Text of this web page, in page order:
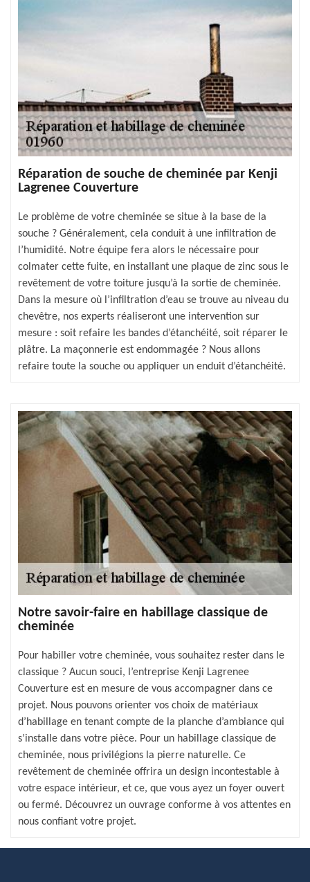
Réparation de souche de cheminée par Kenji
Lagrenee Couverture
Le problème de votre cheminée se situe à la base de la
souche ? Généralement, cela conduit à une infiltration de
l’humidité. Notre équipe fera alors le nécessaire pour
colmater cette fuite, en installant une plaque de zinc sous le
revêtement de votre toiture jusqu’à la sortie de cheminée.
Dans la mesure où l’infiltration d’eau se trouve au niveau du
chevêtre, nos experts réaliseront une intervention sur
mesure : soit refaire les bandes d’étanchéité, soit réparer le
plâtre. La maçonnerie est endommagée ? Nous allons
refaire toute la souche ou appliquer un enduit d’étanchéité.
Notre savoir-faire en habillage classique de
cheminée
Pour habiller votre cheminée, vous souhaitez rester dans le
classique ? Aucun souci, l’entreprise Kenji Lagrenee
Couverture est en mesure de vous accompagner dans ce
projet. Nous pouvons orienter vos choix de matériaux
d’habillage en tenant compte de la planche d’ambiance qui
s’installe dans votre pièce. Pour un habillage classique de
cheminée, nous privilégions la pierre naturelle. Ce
revêtement de cheminée offrira un design incontestable à
votre espace intérieur, et ce, que vous ayez un foyer ouvert
ou fermé. Découvrez un ouvrage conforme à vos attentes en
nous confiant votre projet.